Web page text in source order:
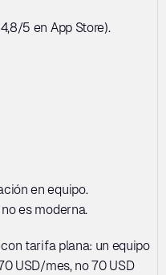
5 en App Store).
en equipo.
es moderna.
tarifa plana: un equipo
USD/mes, no 70 USD